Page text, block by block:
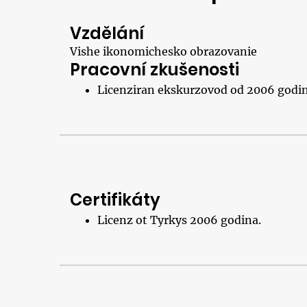
Vzdělání
Vishe ikonomichesko obrazovanie
Pracovní zkušenosti
Licenziran ekskurzovod od 2006
Certifikáty
Licenz ot Tyrkys 2006 godina.